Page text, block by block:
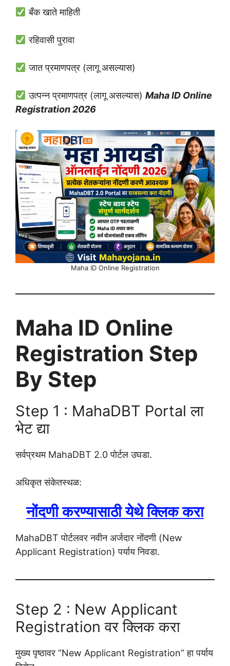
बँक खाते माहिती
रहिवासी पुरावा
जात प्रमाणपत्र (लागू असल्यास)
उत्पन्न प्रमाणपत्र (लागू असल्यास) Maha ID Online
Registration 2026
Maha ID Online Registration
Maha ID Online
Registration Step
By Step
Step 1 : MahaDBT Portal ला
भेट द्या
सर्वप्रथम MahaDBT 2.0 पोर्टल उघडा.
अधिकृत संकेतस्थळ:
नोंदणी करण्यासाठी येथे क्लिक करा
MahaDBT पोर्टलवर नवीन अर्जदार नोंदणी (New
Applicant Registration) पर्याय निवडा.
Step 2 : New Applicant
Registration वर क्लिक करा
मुख्य पृष्ठावर “New Applicant Registration” हा पर्याय